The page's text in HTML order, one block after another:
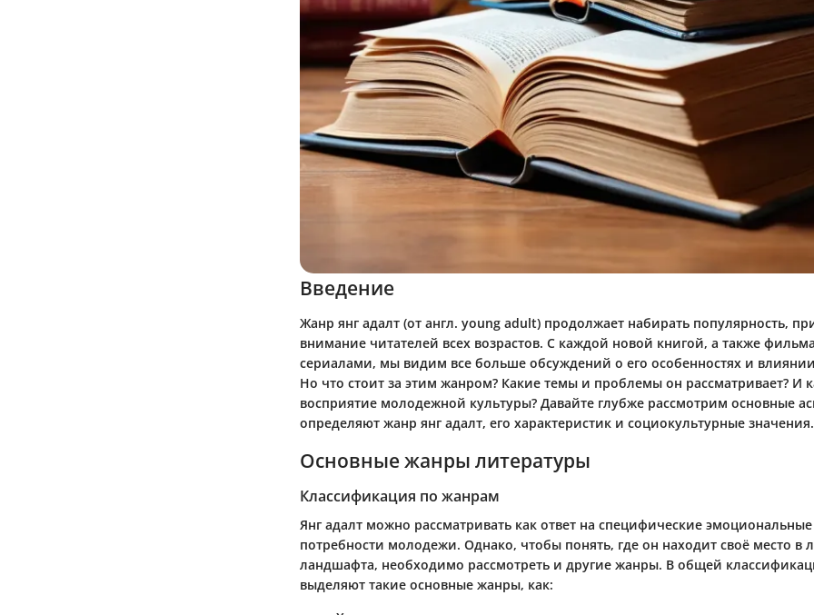
Введение
Жанр янг адалт (от англ. young adult) продолжает набирать популярность,
внимание читателей всех возрастов. С каждой новой книгой, а также
сериалами, мы видим все больше обсуждений о его особенностях и
Но что стоит за этим жанром? Какие темы и проблемы он рассматривает? И
восприятие молодежной культуры? Давайте глубже рассмотрим основные
определяют жанр янг адалт, его характеристик и социокультурные значения.
Основные жанры литературы
Классификация по жанрам
Янг адалт можно рассматривать как ответ на специфические
потребности молодежи. Однако, чтобы понять, где он находит своё место в
ландшафта, необходимо рассмотреть и другие жанры. В общей
выделяют такие основные жанры, как: